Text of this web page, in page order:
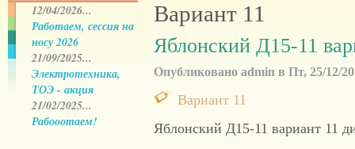
12/04/2026...
Работаем, сессия на
носу 2026
21/09/2025...
Электротехника,
ТОЭ - акция
21/02/2025...
Рабооотаем!
Вариант 11
Яблонский Д15-11
Опубликовано admin в Пт, 25/12/
Вариант 11
Яблонский Д15-11 вариант 11